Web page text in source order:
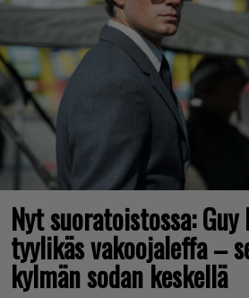
Nyt suoratoistossa:
tyylikäs vakoojaleffa –
kylmän sodan keskellä